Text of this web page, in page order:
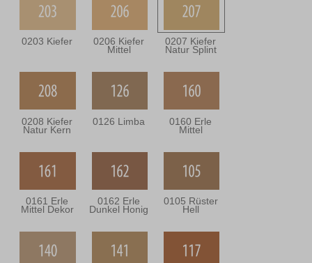
0203 Kiefer 0206 Kiefer
Mittel
0207 Kiefer
Natur Splint
0208 Kiefer
Natur Kern
0126 Limba 0160 Erle
Mittel
0161 Erle
Mittel Dekor
0162 Erle
Dunkel Honig
0105 Rüster
Hell